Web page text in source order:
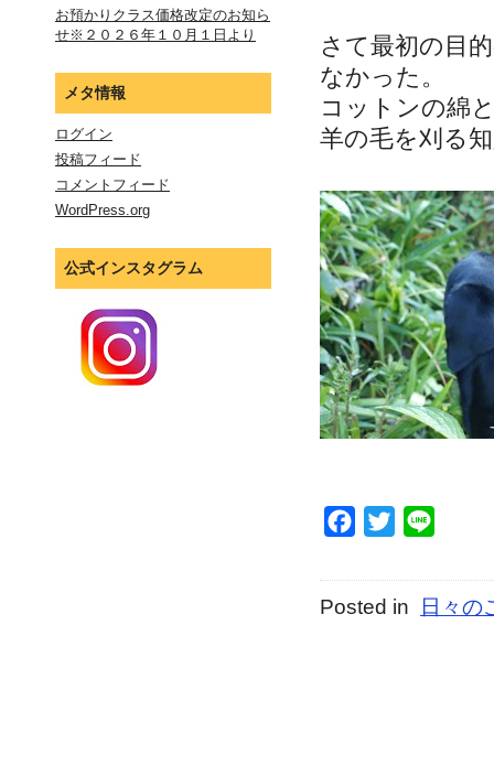
お預かりクラス価格改定のお知ら
せ※２０２６年１０月１日より
メタ情報
ログイン
投稿フィード
コメントフィード
WordPress.org
公式インスタグラム
さて最初の目
なかった。
コットンの綿
羊の毛を刈る
Facebook
Twitter
Posted in 日々の